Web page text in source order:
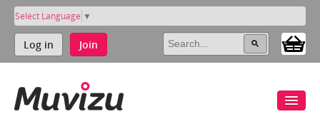
Select Language ▼
Log in Join